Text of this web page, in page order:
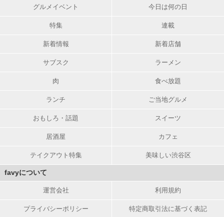
グルメイベント 今日は何の日
特集 連載
新着情報 新着店舗
サブスク ラーメン
肉 食べ放題
ランチ ご当地グルメ
おもしろ・話題 スイーツ
居酒屋 カフェ
テイクアウト特集 美味しい渋谷区
favyについて
運営会社 利用規約
プライバシーポリシー 特定商取引法に基づく表記